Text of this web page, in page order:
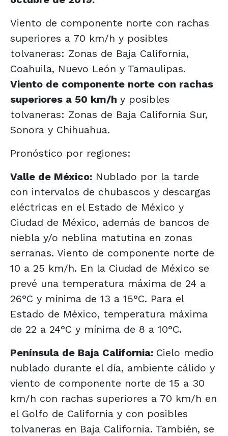
Viento de componente norte con rachas
superiores a 70 km/h y posibles
tolvaneras: Zonas de Baja California,
Coahuila, Nuevo León y Tamaulipas.
Viento de componente norte con rachas
superiores a 50 km/h y posibles
tolvaneras: Zonas de Baja California Sur,
Sonora y Chihuahua.
Pronóstico por regiones:
Valle de México: Nublado por la tarde
con intervalos de chubascos y descargas
eléctricas en el Estado de México y
Ciudad de México, además de bancos de
niebla y/o neblina matutina en zonas
serranas. Viento de componente norte de
10 a 25 km/h. En la Ciudad de México se
prevé una temperatura máxima de 24 a
26°C y mínima de 13 a 15°C. Para el
Estado de México, temperatura máxima
de 22 a 24°C y mínima de 8 a 10°C.
Península de Baja California: Cielo medio
nublado durante el día, ambiente cálido y
viento de componente norte de 15 a 30
km/h con rachas superiores a 70 km/h en
el Golfo de California y con posibles
tolvaneras en Baja California. También, se